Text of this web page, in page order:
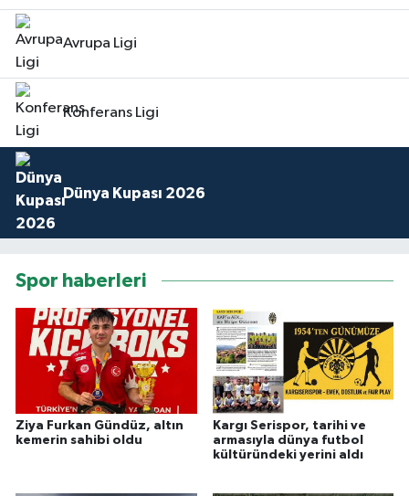
Avrupa Ligi
Konferans Ligi
Dünya Kupası 2026
Spor haberleri
Ziya Furkan Gündüz, altın
kemerin sahibi oldu
Kargı Serispor, tarihi ve
armasıyla dünya futbol
kültüründeki yerini aldı